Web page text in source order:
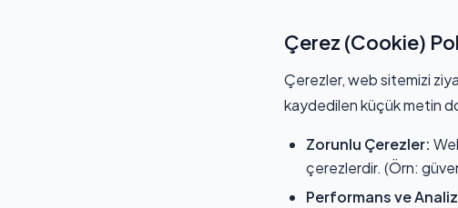
Çerez (Cookie)
Çerezler, web sitemizi
kaydedilen küçük metin
Zorunlu Çerezler:
çerezlerdir. (Örn:
Performans ve